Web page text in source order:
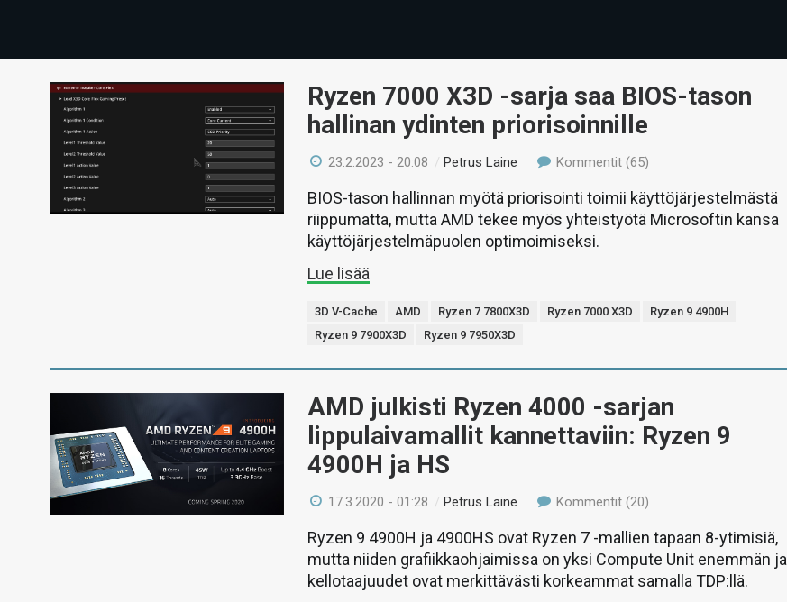
Ryzen 7000 X3D -sarja saa BIOS-tason
hallinan ydinten priorisoinnille
23.2.2023 - 20:08 /Petrus Laine Kommentit (65)
BIOS-tason hallinnan myötä priorisointi toimii käyttöjärjestelmästä
riippumatta, mutta AMD tekee myös yhteistyötä Microsoftin kansa
käyttöjärjestelmäpuolen optimoimiseksi.
Lue lisää
3D V-Cache AMD Ryzen 7 7800X3D Ryzen 7000 X3D
Ryzen 9 4900H
Ryzen 9 7900X3D
Ryzen 9 7950X3D
AMD julkisti Ryzen 4000 -sarjan
lippulaivamallit kannettaviin: Ryzen 9
4900H ja HS
17.3.2020 - 01:28 /Petrus Laine Kommentit (20)
Ryzen 9 4900H ja 4900HS ovat Ryzen 7 -mallien tapaan 8-ytimisiä,
mutta niiden grafiikkaohjaimissa on yksi Compute Unit enemmän ja
kellotaajuudet ovat merkittävästi korkeammat samalla TDP:llä.